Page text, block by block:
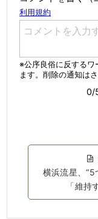
横浜流星、“5
「維持